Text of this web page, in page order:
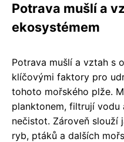
Potrava mušlí a
ekosystémem
Potrava mušlí a vztah s
klíčovými faktory pro
tohoto mořského plže.
planktonem, filtrují vodu
nečistot. Zároveň slouží
ryb, ptáků a dalších